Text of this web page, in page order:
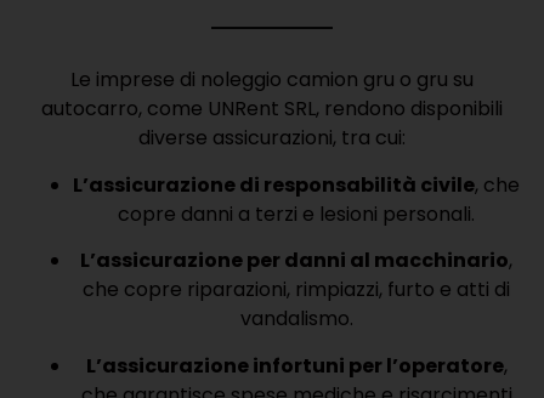
Le imprese di noleggio camion gru o gru su
autocarro, come UNRent SRL, rendono disponibili
diverse assicurazioni, tra cui:
L’assicurazione di responsabilità civile, che
copre danni a terzi e lesioni personali.
L’assicurazione per danni al macchinario,
che copre riparazioni, rimpiazzi, furto e atti di
vandalismo.
L’assicurazione infortuni per l’operatore,